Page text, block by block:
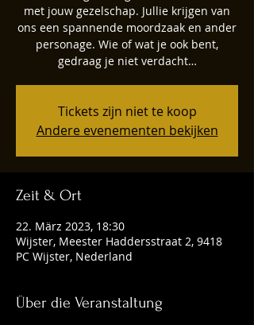
met jouw gezelschap. Jullie krijgen van
ons een spannende moordzaak en ander
personage. Wie of wat je ook bent,
gedraag je niet verdacht…
Tickets zijn niet te koop
Andere evenementen bekijken
Zeit & Ort
22. März 2023, 18:30
Wijster, Meester Haddersstraat 2, 9418
PC Wijster, Nederland
Über die Veranstaltung